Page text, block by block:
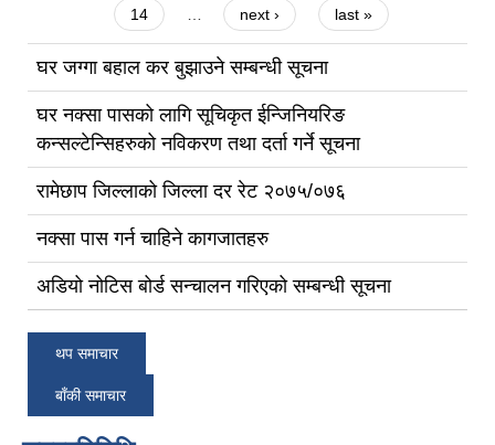
14
… next › last »
घर जग्गा बहाल कर बुझाउने सम्बन्धी सूचना
घर नक्सा पासको लागि सूचिकृत ईन्जिनियरिङ
कन्सल्टेन्सिहरुको नविकरण तथा दर्ता गर्ने सूचना
रामेछाप जिल्लाको जिल्ला दर रेट २०७५/०७६
नक्सा पास गर्न चाहिने कागजातहरु
अडियो नोटिस बोर्ड सन्चालन गरिएको सम्बन्धी सूचना
थप समाचार
बाँकी समाचार